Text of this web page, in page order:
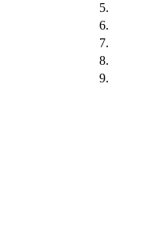
5.
6.
7.
8.
9.